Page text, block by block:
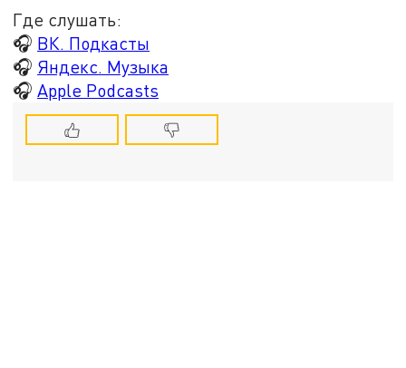
Где слушать:
🎧 ВК. Подкасты
🎧 Яндекс. Музыка
🎧Apple Podcasts